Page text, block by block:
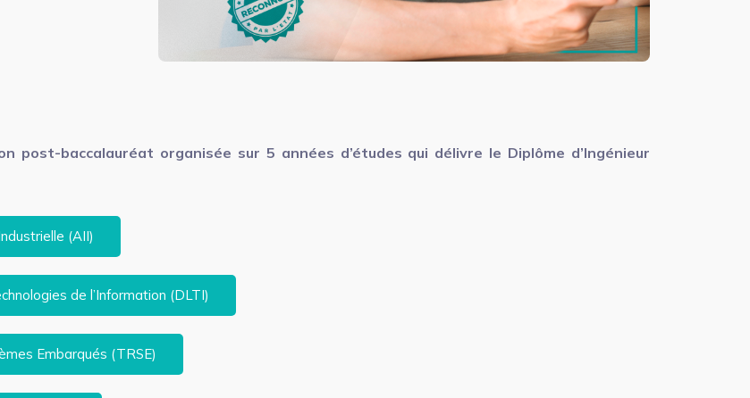
post-baccalauréat organisée sur 5 années d’études qui délivre le Diplôme d’Ingénieur
(AII)
de l’Information (DLTI)
Embarqués (TRSE)